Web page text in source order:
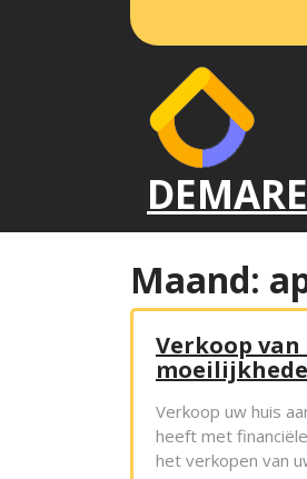
Maand:
Verkoop
Verkoop uw huis
heeft met
het verkopen van